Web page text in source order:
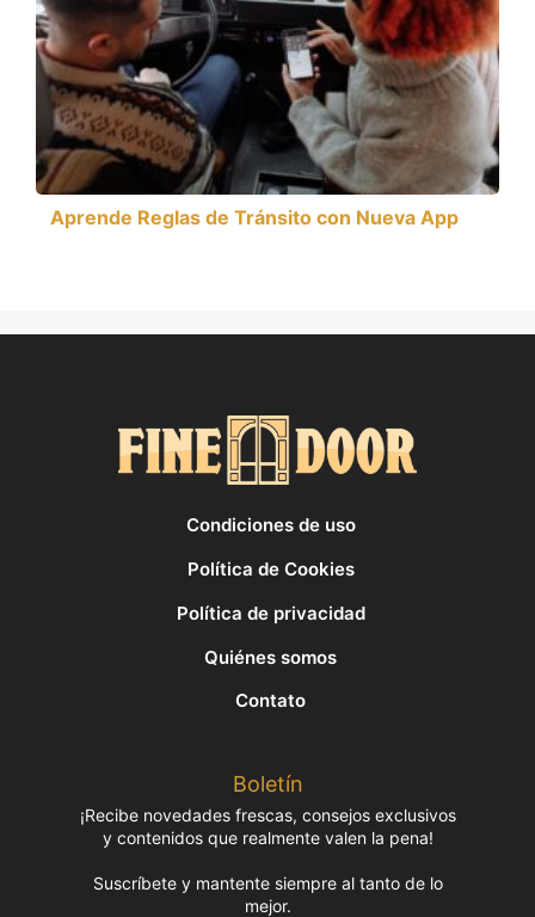
Aprende Reglas de Tránsito con Nueva App
Condiciones de uso
Política de Cookies
Política de privacidad
Quiénes somos
Contato
Boletín
¡Recibe novedades frescas, consejos exclusivos
y contenidos que realmente valen la pena!
Suscríbete y mantente siempre al tanto de lo
mejor.